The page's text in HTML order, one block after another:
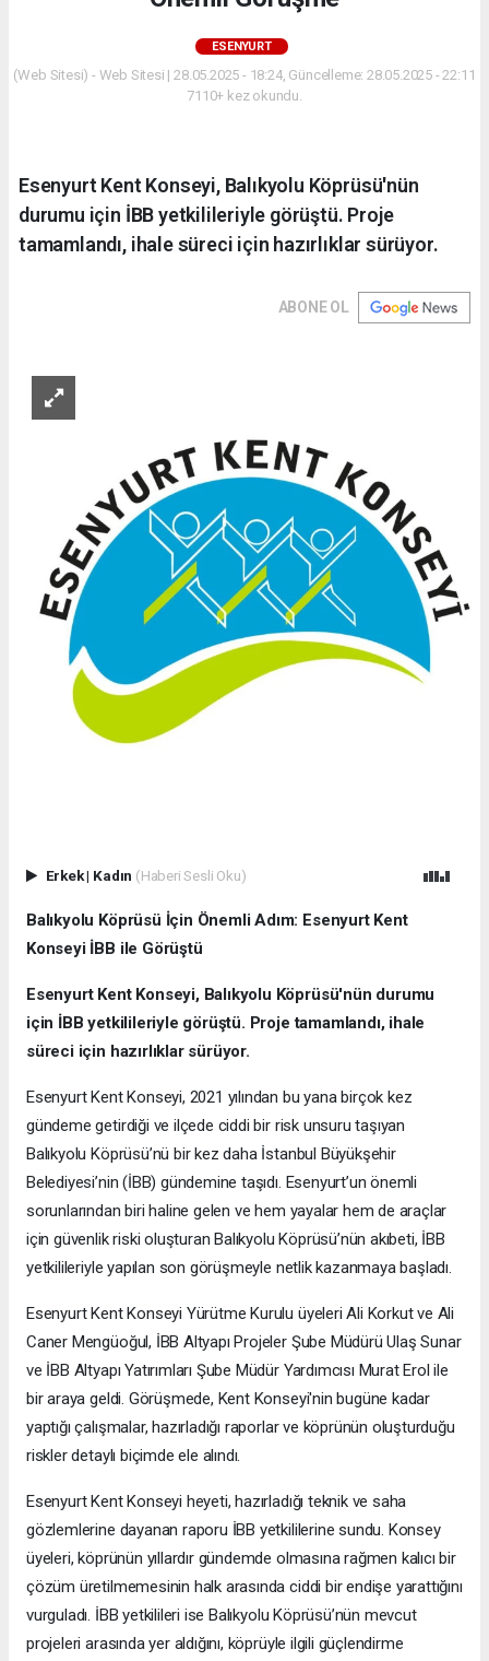
ESENYURT
(Web Sitesi) - Web Sitesi | 28.05.2025 - 18:24, Güncelleme: 28.05.2025 - 22:11
7110+ kez okundu.
Esenyurt Kent Konseyi, Balıkyolu Köprüsü'nün
durumu için İBB yetkilileriyle görüştü. Proje
tamamlandı, ihale süreci için hazırlıklar sürüyor.
ABONE OL
Erkek| Kadın (Haberi Sesli Oku)
Balıkyolu Köprüsü İçin Önemli Adım: Esenyurt Kent
Konseyi İBB ile Görüştü
Esenyurt Kent Konseyi, Balıkyolu Köprüsü'nün durumu
için İBB yetkilileriyle görüştü. Proje tamamlandı, ihale
süreci için hazırlıklar sürüyor.
Esenyurt Kent Konseyi, 2021 yılından bu yana birçok kez
gündeme getirdiği ve ilçede ciddi bir risk unsuru taşıyan
Balıkyolu Köprüsü’nü bir kez daha İstanbul Büyükşehir
Belediyesi’nin (İBB) gündemine taşıdı. Esenyurt’un önemli
sorunlarından biri haline gelen ve hem yayalar hem de araçlar
için güvenlik riski oluşturan Balıkyolu Köprüsü’nün akıbeti, İBB
yetkilileriyle yapılan son görüşmeyle netlik kazanmaya başladı.
Esenyurt Kent Konseyi Yürütme Kurulu üyeleri Ali Korkut ve Ali
Caner Mengüoğul, İBB Altyapı Projeler Şube Müdürü Ulaş Sunar
ve İBB Altyapı Yatırımları Şube Müdür Yardımcısı Murat Erol ile
bir araya geldi. Görüşmede, Kent Konseyi'nin bugüne kadar
yaptığı çalışmalar, hazırladığı raporlar ve köprünün oluşturduğu
riskler detaylı biçimde ele alındı.
Esenyurt Kent Konseyi heyeti, hazırladığı teknik ve saha
gözlemlerine dayanan raporu İBB yetkililerine sundu. Konsey
üyeleri, köprünün yıllardır gündemde olmasına rağmen kalıcı bir
çözüm üretilmemesinin halk arasında ciddi bir endişe yarattığını
vurguladı. İBB yetkilileri ise Balıkyolu Köprüsü’nün mevcut
projeleri arasında yer aldığını, köprüyle ilgili güçlendirme